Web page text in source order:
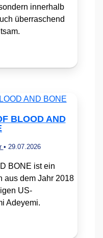
innerhalb
überraschend
BLOOD AND
• 29.07.2026
BONE ist ein
aus dem Jahr 2018
US-
Adeyemi.